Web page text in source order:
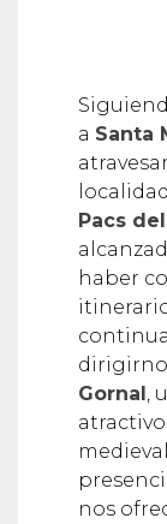
a Santa
Pacs
haber
Gornal ,
nos